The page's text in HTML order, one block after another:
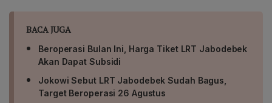
BACA JUGA
Beroperasi Bulan Ini, Harga Tiket LRT Jabodebek
Akan Dapat Subsidi
Jokowi Sebut LRT Jabodebek Sudah Bagus,
Target Beroperasi 26 Agustus